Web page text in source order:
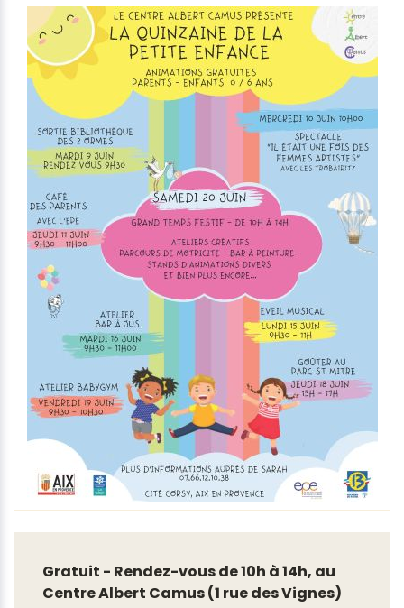
Gratuit - Rendez-vous de 10h à 14h, au
Centre Albert Camus (1 rue des Vignes)